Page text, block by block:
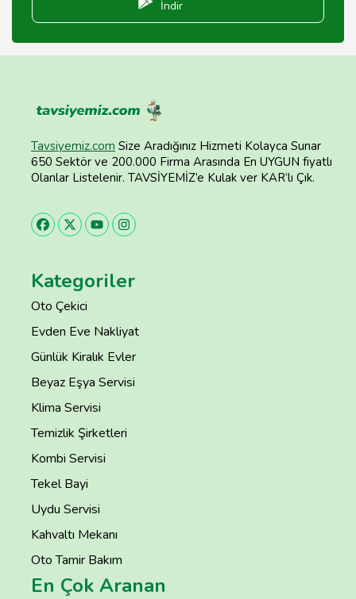
İndir
Tavsiyemiz.com Size Aradığınız Hizmeti Kolayca Sunar
650 Sektör ve 200.000 Firma Arasında En UYGUN fiyatlı
Olanlar Listelenir. TAVSİYEMİZ’e Kulak ver KAR’lı Çık.
Kategoriler
Oto Çekici
Evden Eve Nakliyat
Günlük Kiralık Evler
Beyaz Eşya Servisi
Klima Servisi
Temizlik Şirketleri
Kombi Servisi
Tekel Bayi
Uydu Servisi
Kahvaltı Mekanı
Oto Tamir Bakım
En Çok Aranan